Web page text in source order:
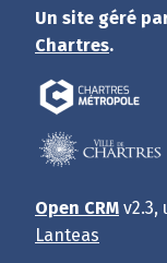
Un site géré
Chartres.
Open CRM v2.3,
Lanteas